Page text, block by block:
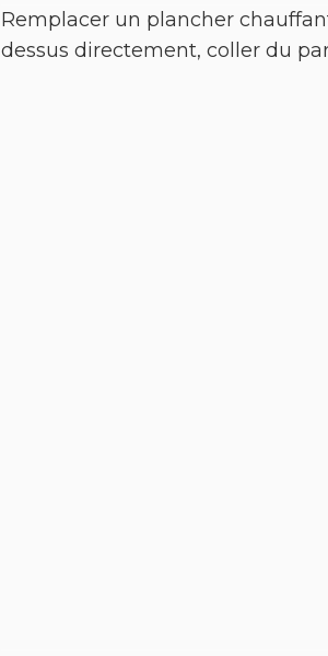
Remplacer un plancher
dessus directement, coller du